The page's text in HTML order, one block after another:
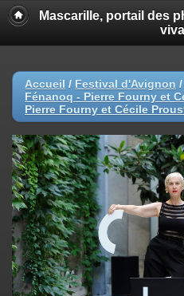
Mascarille, portail des
Accueil / Festival d'Avignon /
Fénanoq - Pierre Fourny et
Pierre Fourny et Cécile